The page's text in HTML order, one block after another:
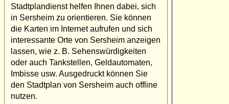
Stadtplandienst helfen Ihnen dabei, sich
in Sersheim zu orientieren. Sie können
die Karten im Internet aufrufen und sich
interessante Orte von Sersheim anzeigen
lassen, wie z. B. Sehenswürdigkeiten
oder auch Tankstellen, Geldautomaten,
Imbisse usw. Ausgedruckt können Sie
den Stadtplan von Sersheim auch offline
nutzen.